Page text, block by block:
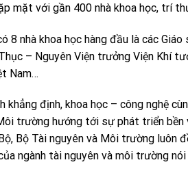
mặt với gần 400 nhà khoa học, trí
8 nhà khoa học hàng đầu là các
– Nguyên Viện trưởng Viện Khí
Nam…
khẳng định, khoa học – công nghệ
trường hướng tới sự phát triển
Bộ Tài nguyên và Môi trường luôn
ngành tài nguyên và môi trường